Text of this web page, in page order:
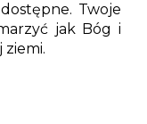
Twoje
jak Bóg i
ziemi.